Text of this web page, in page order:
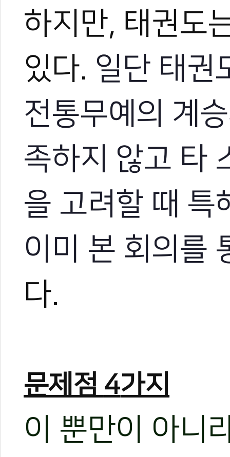
하지만, 태권도
있다. 일단 태권
전통무예의 계
족하지 않고 타
을 고려할 때 특
이미 본 회의를
다.
문제점 4가지
이 뿐만이 아니